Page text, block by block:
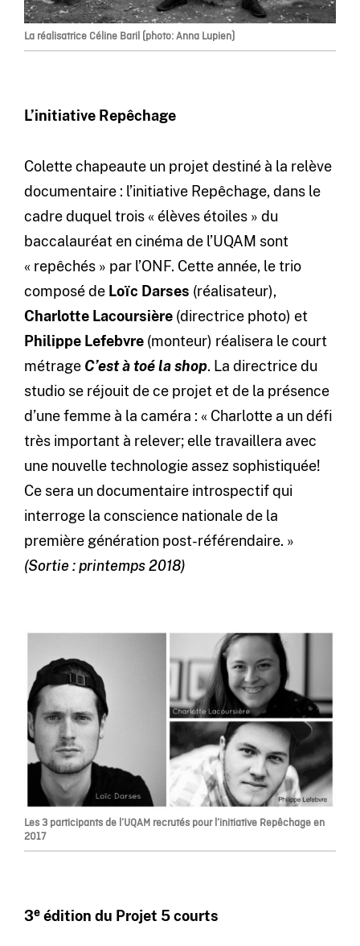
La réalisatrice Céline Baril (photo: Anna Lupien)
L’initiative Repêchage
Colette chapeaute un projet destiné à la relève
documentaire : l’initiative Repêchage, dans le
cadre duquel trois « élèves étoiles » du
baccalauréat en cinéma de l’UQAM sont
« repêchés » par l’ONF. Cette année, le trio
composé de Loïc Darses (réalisateur),
Charlotte Lacoursière(directrice photo) et
Philippe Lefebvre(monteur) réalisera le court
métrage C’est à toé la shop. La directrice du
studio se réjouit de ce projet et de la présence
d’une femme à la caméra : « Charlotte a un défi
très important à relever; elle travaillera avec
une nouvelle technologie assez sophistiquée!
Ce sera un documentaire introspectif qui
interroge la conscience nationale de la
première génération post-référendaire. »
(Sortie : printemps 2018)
Les 3 participants de l’UQAM recrutés pour l’initiative Repêchage en
2017
3eédition du Projet 5 courts